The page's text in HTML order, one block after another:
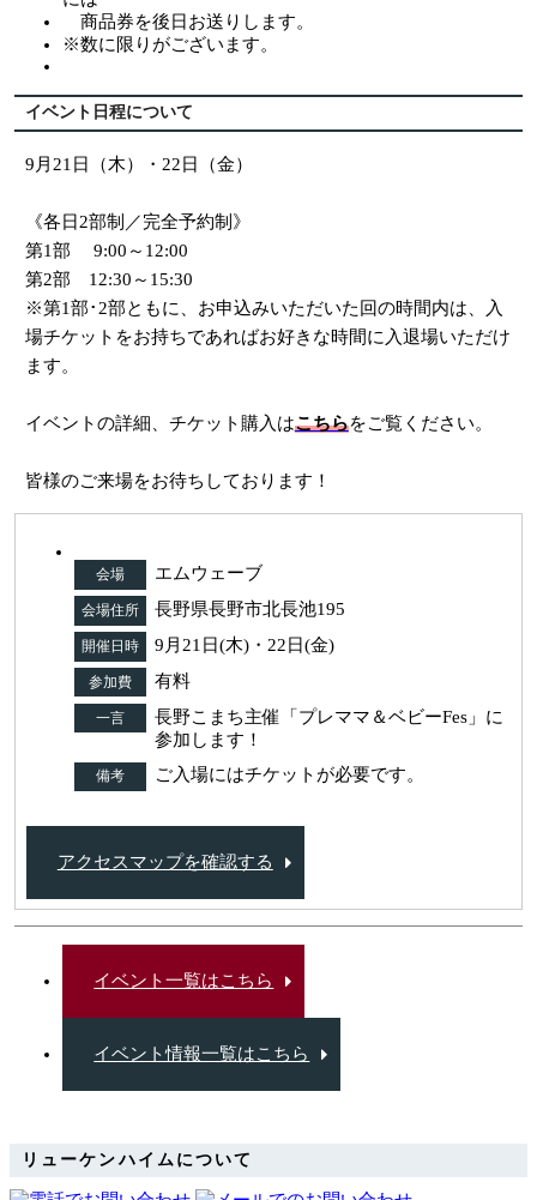
商品券を後日お送りします。
※数に限りがございます。
イベント日程について
9月21日（木）・22日（金）
《各日2部制／完全予約制》
第1部 9:00～12:00
第2部 12:30～15:30
※第1部･2部ともに、お申込みいただいた回の時間内は、入
場チケットをお持ちであればお好きな時間に入退場いただけ
ます。
イベントの詳細、チケット購入はこちらをご覧ください。
皆様のご来場をお待ちしております！
会場 エムウェーブ
会場住所 長野県長野市北長池195
開催日時 9月21日(木)・22日(金)
参加費 有料
一言
長野こまち主催「プレママ＆ベビーFes」に
参加します！
備考 ご入場にはチケットが必要です。
アクセスマップを確認する
イベント一覧はこちら
イベント情報一覧はこちら
リューケンハイムについて